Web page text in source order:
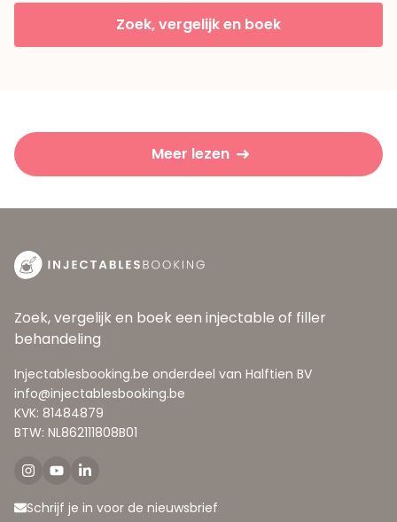
Zoek, vergelijk en boek
Meer lezen
Zoek, vergelijk en boek een injectable of filler
behandeling
Injectablesbooking.be onderdeel van Halftien BV
info@injectablesbooking.be
KVK: 81484879
BTW: NL862111808B01
Schrijf je in voor de nieuwsbrief